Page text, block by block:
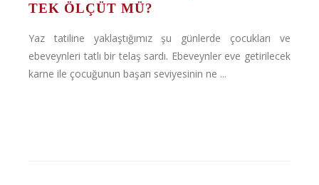
TEK ÖLÇÜT MÜ?
Yaz tatiline yaklaştığımız şu günlerde çocukları ve
ebeveynleri tatlı bir telaş sardı. Ebeveynler eve getirilecek
karne ile çocuğunun başarı seviyesinin ne ...